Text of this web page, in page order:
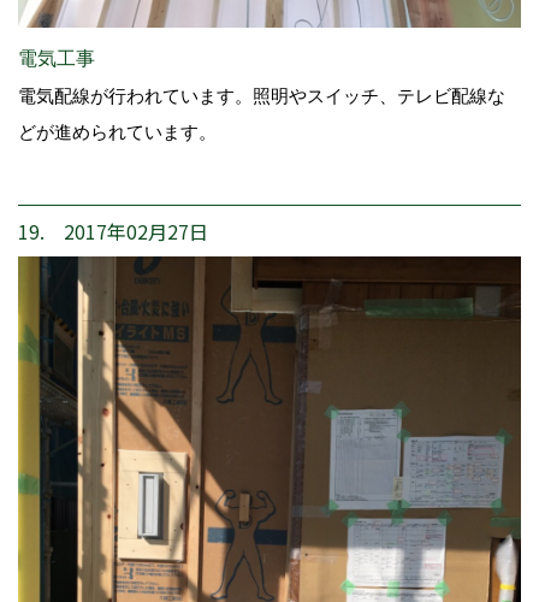
電気工事
電気配線が行われています。照明やスイッチ、テレビ配線な
どが進められています。
19. 2017年02月27日